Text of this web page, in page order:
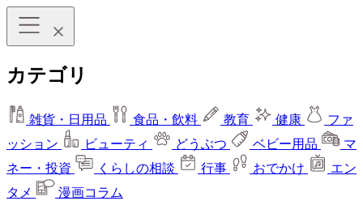
カテゴリ
雑貨・日用品 食品・飲料 教育 健康
ファ
ッション
ビューティ どうぶつ ベビー用品
マ
ネー・投資
くらしの相談 行事 おでかけ
エン
タメ
漫画コラム